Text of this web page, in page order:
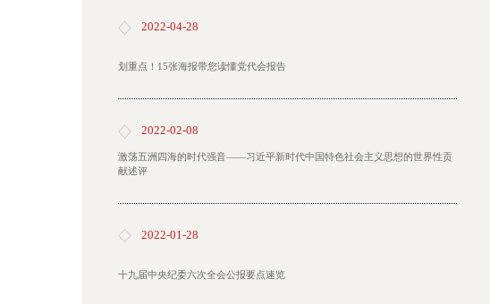
2022-04-28
划重点！15张海报带您读懂党代会报告
2022-02-08
激荡五洲四海的时代强音——习近平新时代中国特色社会主义思想的世界性贡
献述评
2022-01-28
十九届中央纪委六次全会公报要点速览